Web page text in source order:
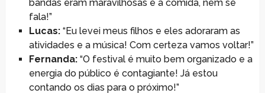
bandas eram maravilhosas e a comida, nem se
fala!”
Lucas:“Eu levei meus filhos e eles adoraram as
atividades e a música! Com certeza vamos voltar!”
Fernanda:“O festival é muito bem organizado e a
energia do público é contagiante! Já estou
contando os dias para o próximo!”